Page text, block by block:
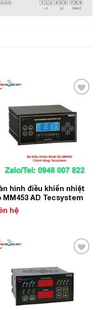
Wishlist
hình điều khiển nhiệt
MM453 AD Tecsystem
hệ